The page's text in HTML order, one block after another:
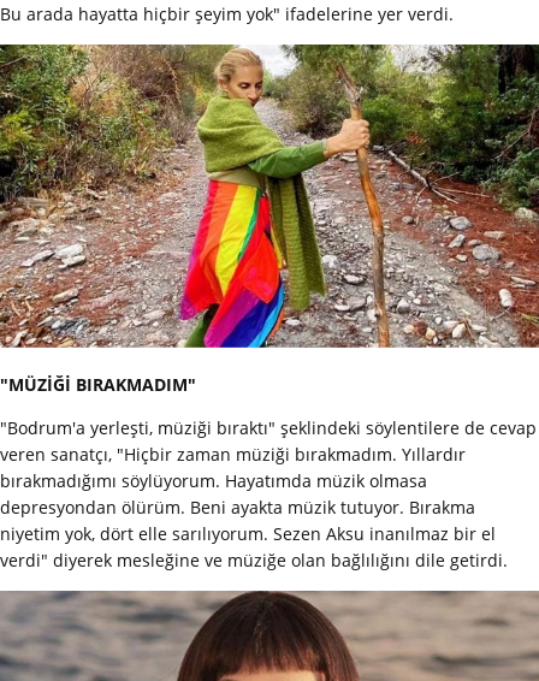
Bu arada hayatta hiçbir şeyim yok" ifadelerine yer verdi.
"MÜZİĞİ BIRAKMADIM"
"Bodrum'a yerleşti, müziği bıraktı" şeklindeki söylentilere de cevap
veren sanatçı, "Hiçbir zaman müziği bırakmadım. Yıllardır
bırakmadığımı söylüyorum. Hayatımda müzik olmasa
depresyondan ölürüm. Beni ayakta müzik tutuyor. Bırakma
niyetim yok, dört elle sarılıyorum. Sezen Aksu inanılmaz bir el
verdi" diyerek mesleğine ve müziğe olan bağlılığını dile getirdi.